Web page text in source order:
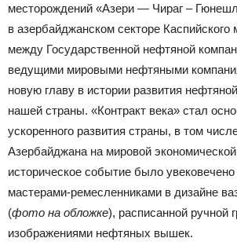
месторождений «Азери — Чираг –
в азербайджанском секторе
между Государственной нефтяной
ведущими мировыми нефтяными
новую главу в истории развития
нашей страны. «Контракт века» стал
ускоренного развития страны, в том
Азербайджана на мировой
историческое событие было
мастерами-ремесленниками в дизайне
(фото на обложке), расписанной ручной
изображениями нефтяных вышек.